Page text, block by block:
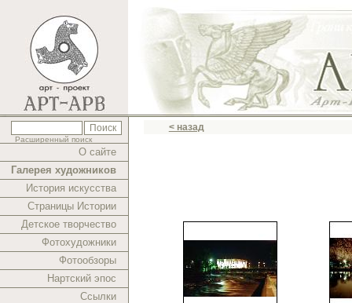
Расширенный поиск
О сайте
Галерея художников
История искусства
Страницы Истории
Детское творчество
Фотохудожники
Фотообзоры
Нартский эпос
Ссылки
< назад